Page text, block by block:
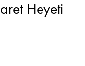
Heyeti